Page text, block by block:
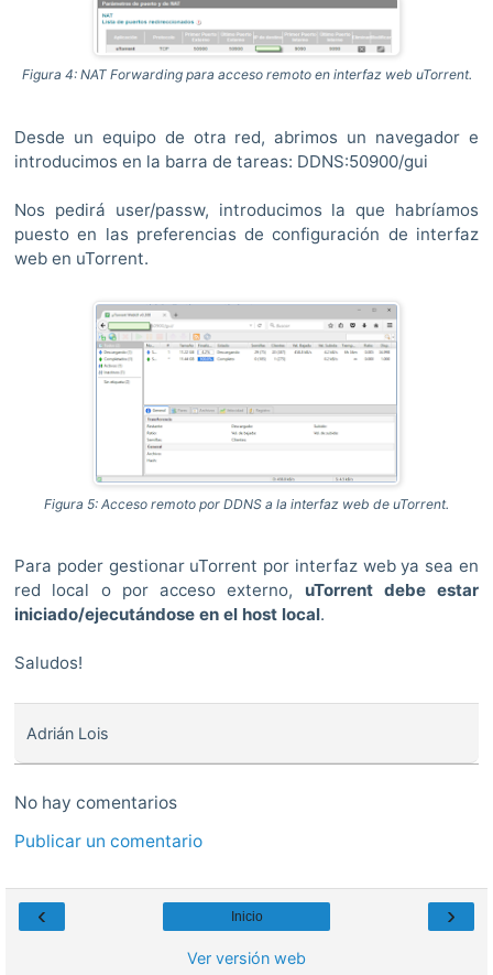
Figura 4: NAT Forwarding para acceso remoto en interfaz web uTorrent.
Desde un equipo de otra red, abrimos un navegador e
introducimos en la barra de tareas: DDNS:50900/gui
Nos pedirá user/passw, introducimos la que habríamos
puesto en las preferencias de configuración de interfaz
web en uTorrent.
Figura 5: Acceso remoto por DDNS a la interfaz web de uTorrent.
Para poder gestionar uTorrent por interfaz web ya sea en
red local o por acceso externo, uTorrent debe estar
iniciado/ejecutándose en el host local.
Saludos!
Adrián Lois
No hay comentarios
Publicar un comentario
›
‹ Inicio
Ver versión web